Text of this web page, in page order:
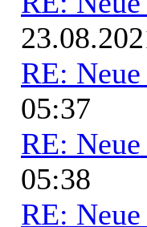
RE:
05:37
RE:
05:38
RE: